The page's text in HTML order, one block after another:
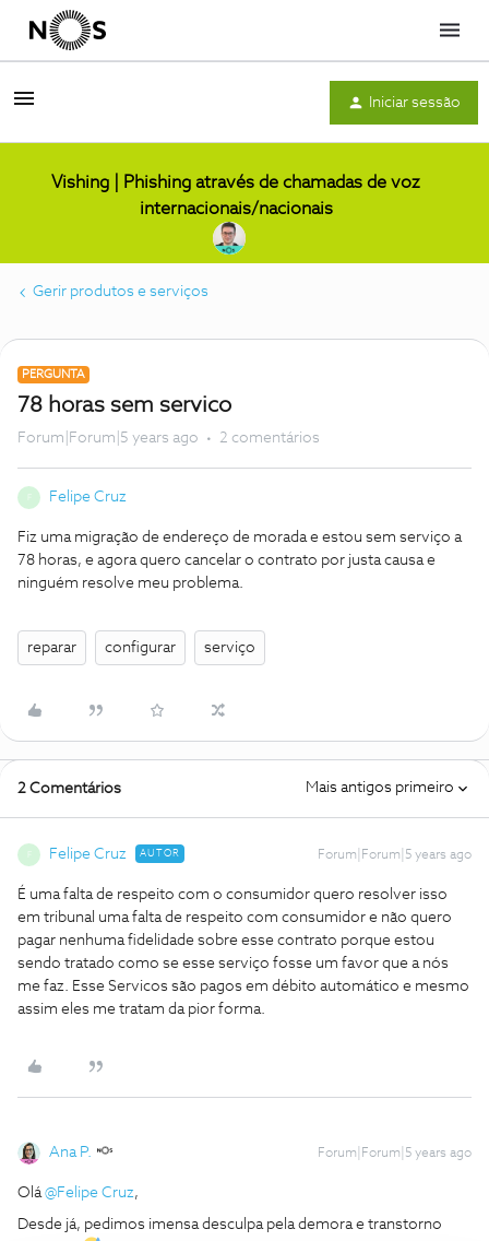
Menu
Iniciar sessão
Vishing | Phishing através de chamadas de voz
internacionais/nacionais
Gerir produtos e serviços
PERGUNTA
78 horas sem servico
Forum|Forum|5 years ago 2 comentários
Felipe Cruz
Fiz uma migração de endereço de morada e estou sem serviço a
78 horas, e agora quero cancelar o contrato por justa causa e
ninguém resolve meu problema.
reparar configurar serviço
2 Comentários Mais antigos primeiro
Felipe Cruz AUTOR Forum|Forum|5 years ago
É uma falta de respeito com o consumidor quero resolver isso
em tribunal uma falta de respeito com consumidor e não quero
pagar nenhuma fidelidade sobre esse contrato porque estou
sendo tratado como se esse serviço fosse um favor que a nós
me faz. Esse Servicos são pagos em débito automático e mesmo
assim eles me tratam da pior forma.
Ana P. Forum|Forum|5 years ago
Olá@Felipe Cruz,
Desde já, pedimos imensa desculpa pela demora e transtorno